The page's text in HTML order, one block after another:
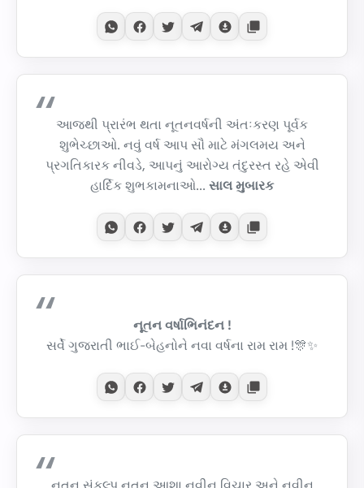
આજથી પ્રારંભ થતા નૂતનવર્ષની અંતઃકરણ પૂર્વક
શુભેચ્છાઓ. નવું વર્ષ આપ સૌ માટે મંગલમય અને
પ્રગતિકારક નીવડે, આપનું આરોગ્ય તંદુરસ્ત રહે એવી
હાર્દિક શુભકામનાઓ... સાલ મુબારક
નૂતન વર્ષાભિનંદન !
સર્વે ગુજરાતી ભાઈ-બેહનોને નવા વર્ષના રામ રામ !🎊✨